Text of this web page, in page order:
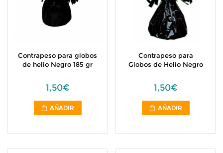
Contrapeso para globos
de helio Negro 185 gr
1,50€
AÑADIR
Contrapeso para
Globos de Helio Negro
1,50€
AÑADIR